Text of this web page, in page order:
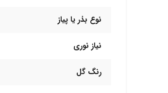
نوع بذر یا پیاز
نیاز نوری
رنگ گل